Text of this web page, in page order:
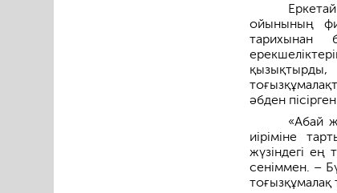
ойынының
тарихынан
әбден
«Абай
иіріміне
жүзіндегі ең
сеніммен. –